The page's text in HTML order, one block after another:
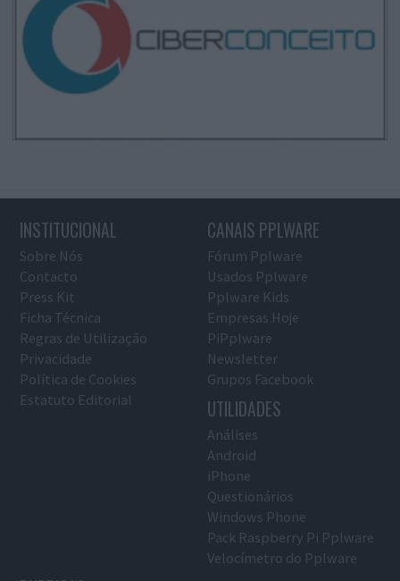
INSTITUCIONAL
Sobre Nós
Contacto
Press Kit
Ficha Técnica
Regras de Utilização
Privacidade
Política de Cookies
Estatuto Editorial
CANAIS PPLWARE
Fórum Pplware
Usados Pplware
Pplware Kids
Empresas Hoje
PiPplware
Newsletter
Grupos Facebook
UTILIDADES
Análises
Android
iPhone
Questionários
Windows Phone
Pack Raspberry Pi Pplware
Velocímetro do Pplware